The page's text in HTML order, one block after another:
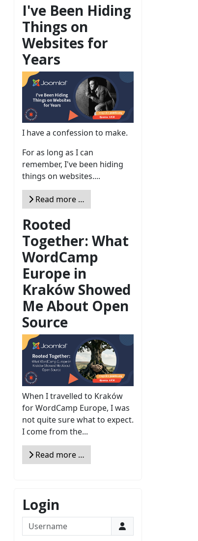
I've Been Hiding
Things on
Websites for
Years
I have a confession to make.
For as long as I can
remember, I've been hiding
things on websites....
Read more …
Rooted
Together: What
WordCamp
Europe in
Kraków Showed
Me About Open
Source
When I travelled to Kraków
for WordCamp Europe, I was
not quite sure what to expect.
I come from the...
Read more …
Login
Username